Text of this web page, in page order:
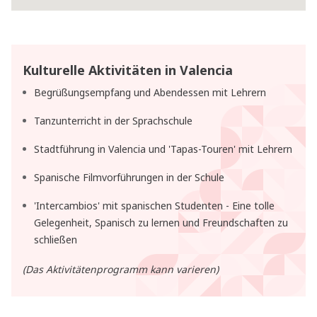
Kulturelle Aktivitäten in Valencia
Begrüßungsempfang und Abendessen mit Lehrern
Tanzunterricht in der Sprachschule
Stadtführung in Valencia und 'Tapas-Touren' mit Lehrern
Spanische Filmvorführungen in der Schule
'Intercambios' mit spanischen Studenten - Eine tolle
Gelegenheit, Spanisch zu lernen und Freundschaften zu
schließen
(Das Aktivitätenprogramm kann varieren)